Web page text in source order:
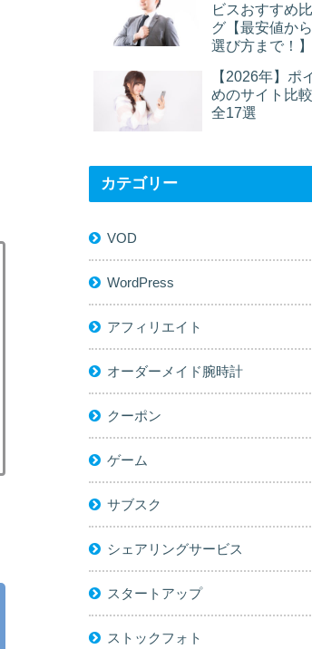
ビスおすすめ
グ【最安値か
選び方まで！】
【2026年】ポ
めのサイト比
全17選
カテゴリー
VOD
WordPress
アフィリエイト
オーダーメイド腕時計
クーポン
ゲーム
サブスク
シェアリングサービス
スタートアップ
ストックフォト